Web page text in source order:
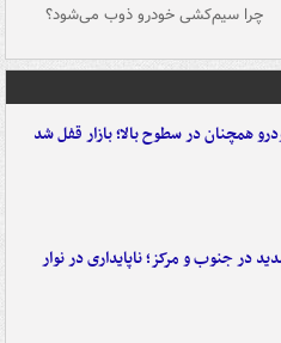
چرا سیم‌کشی خودرو ذوب می‌شود؟
همچنان در سطوح بالا؛ بازار قفل شد
در جنوب و مرکز؛ ناپایداری در نوار